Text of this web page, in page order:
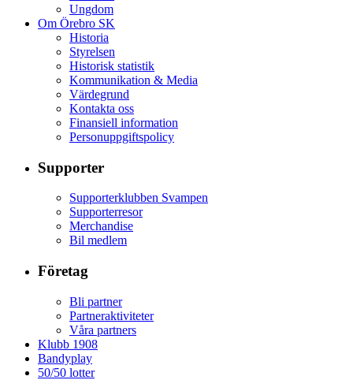
Ungdom
Om Örebro SK
Historia
Styrelsen
Historisk statistik
Kommunikation & Media
Värdegrund
Kontakta oss
Finansiell information
Personuppgiftspolicy
Supporter
Supporterklubben Svampen
Supporterresor
Merchandise
Bil medlem
Företag
Bli partner
Partneraktiviteter
Våra partners
Klubb 1908
Bandyplay
50/50 lotter